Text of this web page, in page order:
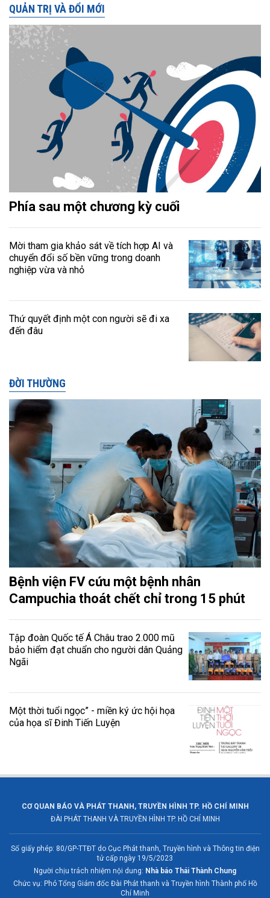
QUẢN TRỊ VÀ ĐỔI MỚI
Phía sau một chương kỳ cuối
Mời tham gia khảo sát về tích hợp AI và
chuyển đổi số bền vững trong doanh
nghiệp vừa và nhỏ
Thứ quyết định một con người sẽ đi xa
đến đâu
ĐỜI THƯỜNG
Bệnh viện FV cứu một bệnh nhân
Campuchia thoát chết chỉ trong 15 phút
Tập đoàn Quốc tế Á Châu trao 2.000 mũ
bảo hiểm đạt chuẩn cho người dân Quảng
Ngãi
Một thời tuổi ngọc” - miền ký ức hội họa
của họa sĩ Đinh Tiến Luyện
CƠ QUAN BÁO VÀ PHÁT THANH, TRUYỀN HÌNH TP. HỒ CHÍ MINH
ĐÀI PHÁT THANH VÀ TRUYỀN HÌNH TP. HỒ CHÍ MINH
Số giấy phép: 80/GP-TTĐT do Cục Phát thanh, Truyền hình và Thông tin điện
tử cấp ngày 19/5/2023
Người chịu trách nhiệm nội dung: Nhà báo Thái Thành Chung
Chức vụ: Phó Tổng Giám đốc Đài Phát thanh và Truyền hình Thành phố Hồ
Chí Minh